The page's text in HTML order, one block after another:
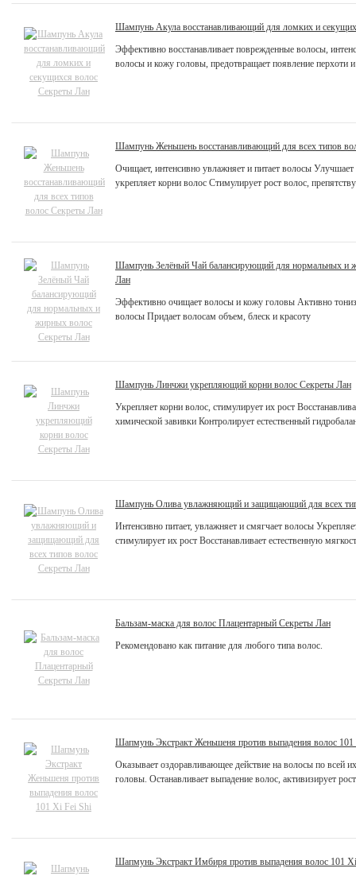
Шампунь Акула восстанавливающий для ломких и
Эффективно восстанавливает поврежденные волосы,
волосы и кожу головы, предотвращает появление перхоти
Шампунь Женьшень восстанавливающий для всех типов
Очищает, интенсивно увлажняет и питает волосы
укрепляет корни волос Стимулирует рост волос,
Шампунь Зелёный Чай балансирующий для нормальных и
Лан
Эффективно очищает волосы и кожу головы Активно
волосы Придает волосам объем, блеск и красоту
Шампунь Линчжи укрепляющий корни волос Секреты Лан
Укрепляет корни волос, стимулирует их рост
химической завивки Контролирует естественный
Шампунь Олива увлажняющий и защищающий для всех
Интенсивно питает, увлажняет и смягчает волосы
стимулирует их рост Восстанавливает естественную
Бальзам-маска для волос Плацентарный Секреты Лан
Рекомендовано как питание для любого типа волос.
Шапмунь Экстракт Женьшеня против выпадения волос
Оказывает оздоравливающее действие на волосы по всей
головы. Останавливает выпадение волос, активизирует
Шапмунь Экстракт Имбиря против выпадения волос 101